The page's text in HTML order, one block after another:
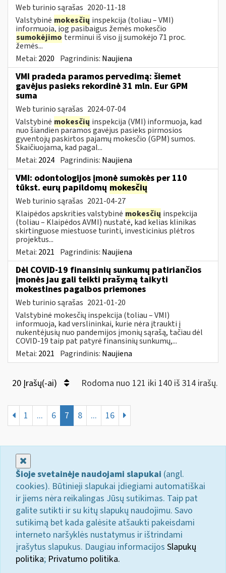
Web turinio sąrašas 2020-11-18
Valstybinė mokesčių inspekcija (toliau – VMI)
informuoja, jog pasibaigus žemės mokesčio
sumokėjimo terminui iš viso jį sumokėjo 71 proc.
žemės...
Metai: 2020 Pagrindinis: Naujiena
VMI pradeda paramos pervedimą: šiemet
gavėjus pasieks rekordinė 31 mln. Eur GPM
suma
Web turinio sąrašas 2024-07-04
Valstybinė mokesčių inspekcija (VMI) informuoja, kad
nuo šiandien paramos gavėjus pasieks pirmosios
gyventojų paskirtos pajamų mokesčio (GPM) sumos.
Skaičiuojama, kad pagal...
Metai: 2024 Pagrindinis: Naujiena
VMI: odontologijos įmonė sumokės per 110
tūkst. eurų papildomų mokesčių
Web turinio sąrašas 2021-04-27
Klaipėdos apskrities valstybinė mokesčių inspekcija
(toliau – Klaipėdos AVMI) nustatė, kad kelias klinikas
skirtinguose miestuose turinti, investicinius plėtros
projektus...
Metai: 2021 Pagrindinis: Naujiena
Dėl COVID-19 finansinių sunkumų patiriančios
įmonės jau gali teikti prašymą taikyti
mokestines pagalbos priemones
Web turinio sąrašas 2021-01-20
Valstybinė mokesčių inspekcija (toliau – VMI)
informuoja, kad verslininkai, kurie nėra įtraukti į
nukentėjusių nuo pandemijos įmonių sąrašą, tačiau dėl
COVID-19 taip pat patyrė finansinių sunkumų,...
Metai: 2021 Pagrindinis: Naujiena
20 Įrašų(-ai) Rodoma nuo 121 iki 140 iš 314 irašų.
1 ... 6 7 8 ... 16
Šioje svetainėje naudojami slapukai (angl.
cookies). Būtinieji slapukai įdiegiami automatiškai
ir jiems nėra reikalingas Jūsų sutikimas. Taip pat
galite sutikti ir su kitų slapukų naudojimu. Savo
sutikimą bet kada galėsite atšaukti pakeisdami
interneto naršyklės nustatymus ir ištrindami
įrašytus slapukus. Daugiau informacijos Slapukų
politika; Privatumo politika.